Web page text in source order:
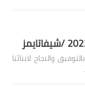
ل معرفة نتيجة الثانويه العامه 2022 بالتوفيق والنجاح لابنائنا